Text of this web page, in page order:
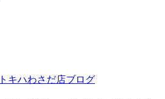
キハわさだ店ブログ